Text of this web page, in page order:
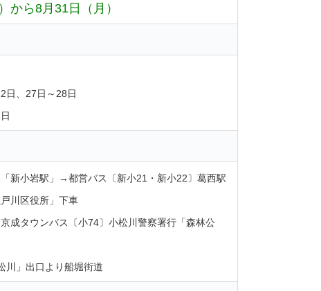
から8月31日（月）
日、27日～28日
「新小岩駅」→都営バス〔新小21・新小22〕葛西駅
川区役所」下車
成タウンバス〔小74〕小松川警察署行「森林公
川」出口より船堀街道